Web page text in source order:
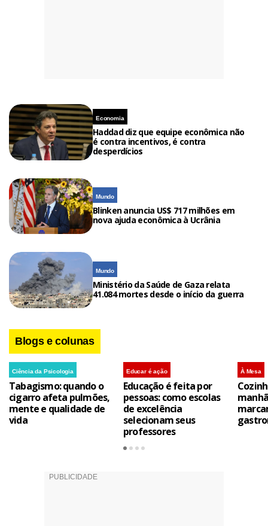
Economia
Haddad diz que equipe econômica não
é contra incentivos, é contra
desperdícios
Mundo
Blinken anuncia US$ 717 milhões em
nova ajuda econômica à Ucrânia
Mundo
Ministério da Saúde de Gaza relata
41.084 mortes desde o início da guerra
Blogs e colunas
Ciência da Psicologia
Tabagismo: quando o
cigarro afeta pulmões,
mente e qualidade de
vida
Educar é ação
Educação é feita por
pessoas: como escolas
de excelência
selecionam seus
professores
À Mesa